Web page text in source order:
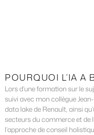
POURQUOI L’IA A
Lors d’une formation sur le
suivi avec mon collègue
data lake de Renault, ainsi
secteurs du commerce et de
l’approche de conseil